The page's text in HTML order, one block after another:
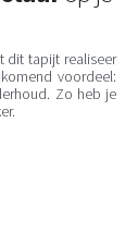
dit tapijt realiseer
voordeel:
Zo heb je